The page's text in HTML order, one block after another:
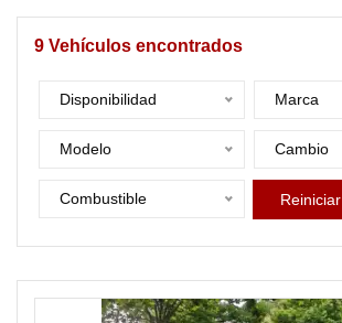
9 Vehículos encontrados
Disponibilidad Marca
Modelo Cambio
Combustible Reiniciar